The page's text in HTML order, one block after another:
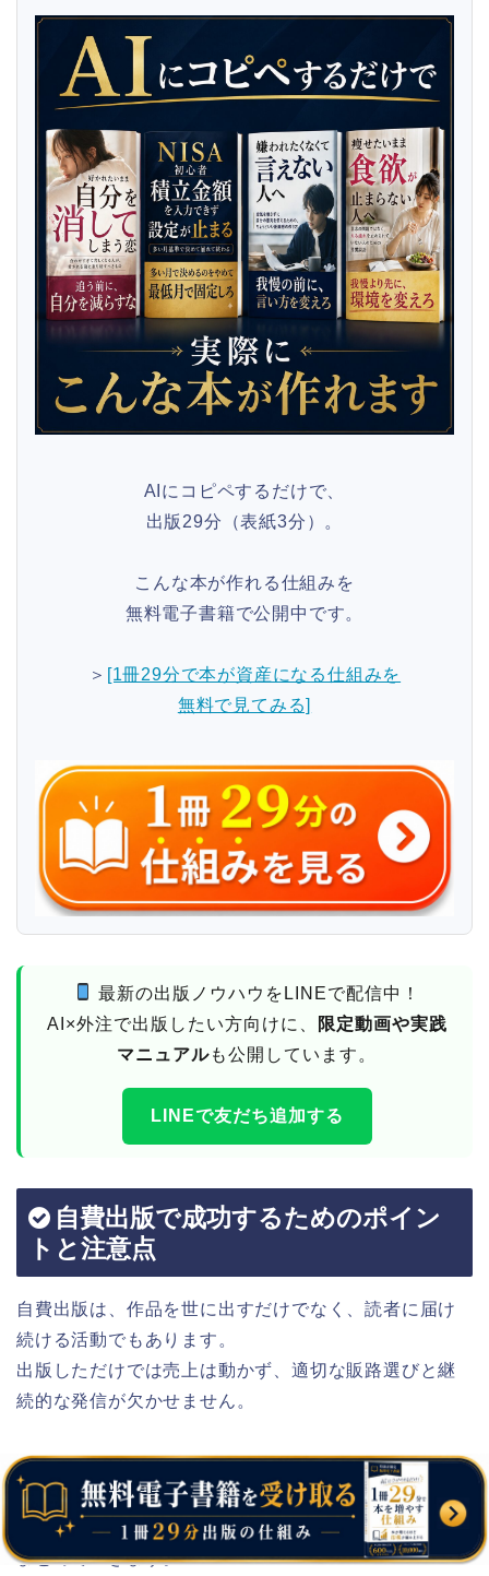
AIにコピペするだけで、
出版29分（表紙3分）。
こんな本が作れる仕組みを
無料電子書籍で公開中です。
＞ [1冊29分で本が資産になる仕組みを
無料で見てみる]
最新の出版ノウハウをLINEで配信中！
AI×外注で出版したい方向けに、
限定動画や実践
マニュアルも公開しています。
LINEで友だち追加する
自費出版で成功するためのポイン
トと注意点
自費出版は、作品を世に出すだけでなく、読者に届け
続ける活動でもあります。
出版しただけでは売上は動かず、適切な販路選びと継
続的な発信が欠かせません。
経験上、「出したら終わり」ではなく「出してから始
まる」と考えると、成果が安定しやすいです。
ここでは、販売面と契約面、そして出版後の注意点を
まとめていきます。